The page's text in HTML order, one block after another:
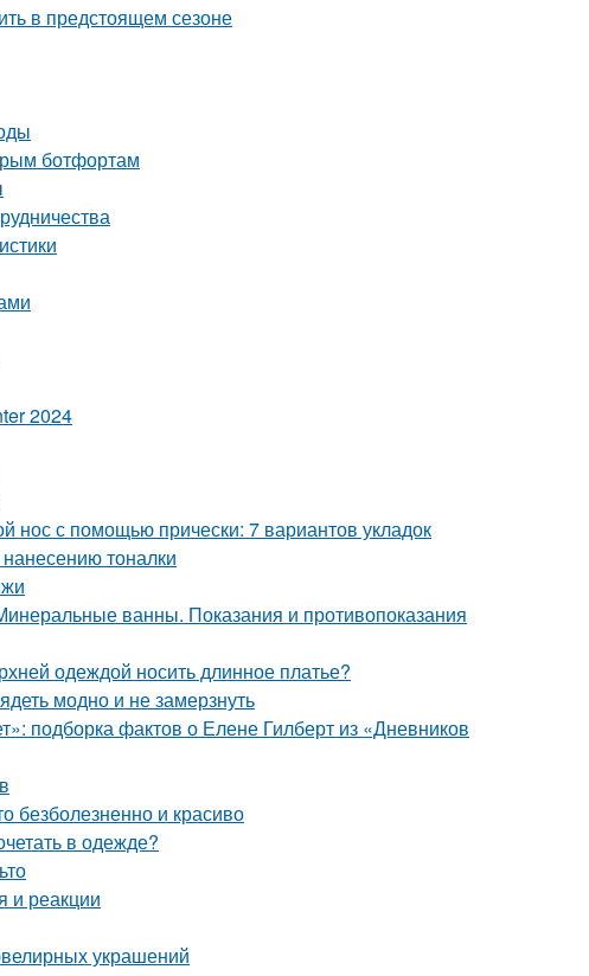
в предстоящем сезоне
ботфортам
2024
нос с помощью прически: 7 вариантов укладок
тоналки
ванны. Показания и противопоказания
одеждой носить длинное платье?
модно и не замерзнуть
подборка фактов о Елене Гилберт из «Дневников
безболезненно и красиво
в одежде?
и реакции
украшений